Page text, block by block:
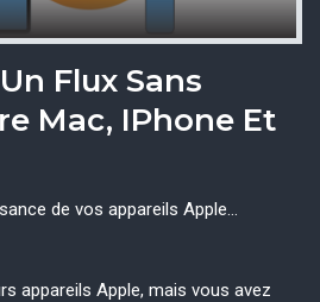
Flux Sans
Mac, IPhone Et
de vos appareils Apple…
appareils Apple, mais vous avez